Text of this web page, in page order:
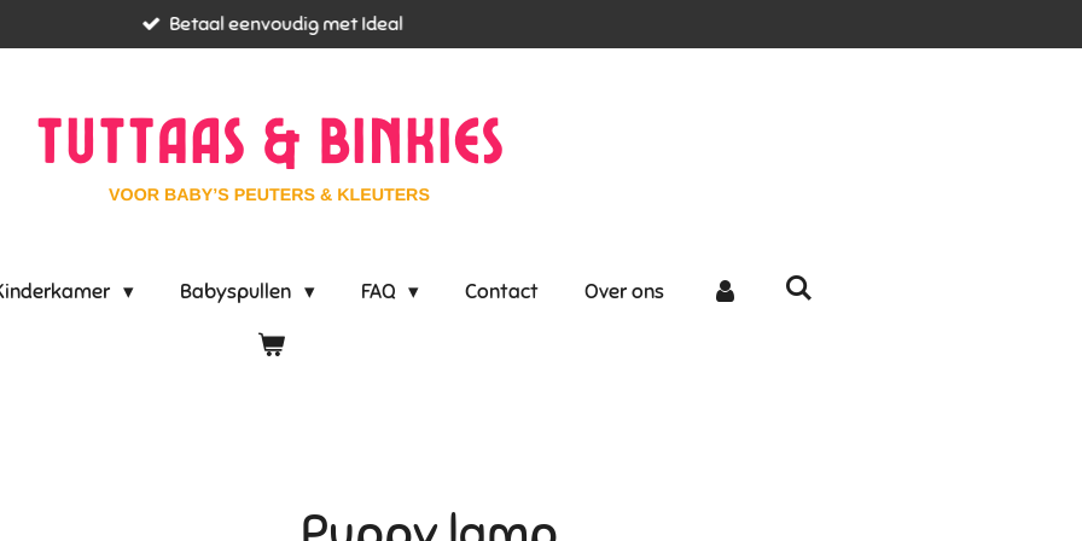
Betaal eenvoudig met Ideal
Babyspullen FAQ Contact Over ons